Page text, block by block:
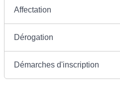
Affectation
Dérogation
Démarches d'inscription